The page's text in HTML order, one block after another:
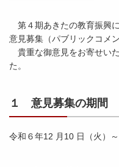
第４期あきたの教育振興
意見募集（パブリックコメ
貴重な御意見をお寄せい
た。
１ 意見募集の期間
令和６年12 月10 日（火）